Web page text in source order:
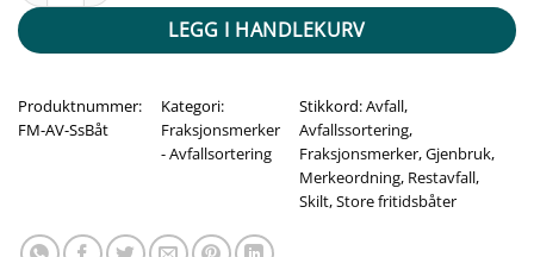
LEGG I HANDLEKURV
Produktnummer:
FM-AV-SsBåt
Kategori:
Fraksjonsmerker
- Avfallsortering
Stikkord:Avfall,
Avfallssortering,
Fraksjonsmerker,Gjenbruk,
Merkeordning, Restavfall,
Skilt,Store fritidsbåter